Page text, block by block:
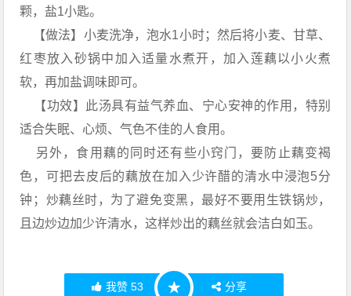
颗，盐1小匙。
【做法】小麦洗净，泡水1小时；然后将小麦、甘草、
红枣放入砂锅中加入适量水煮开，加入莲藕以小火煮
软，再加盐调味即可。
【功效】此汤具有益气养血、宁心安神的作用，特别
适合失眠、心烦、气色不佳的人食用。
另外，食用藕的同时还有些小窍门，要防止藕变褐
色，可把去皮后的藕放在加入少许醋的清水中浸泡5分
钟；炒藕丝时，为了避免变黑，最好不要用生铁锅炒，
且边炒边加少许清水，这样炒出的藕丝就会洁白如玉。
我赞 53 ★ 分享